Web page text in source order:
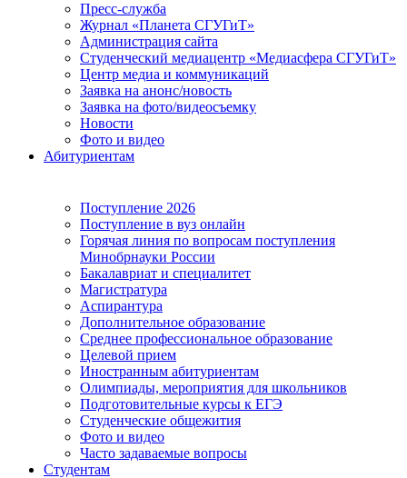
Пресс-служба
Журнал «Планета СГУГиТ»
Администрация сайта
Студенческий медиацентр «Медиасфера СГУГиТ»
Центр медиа и коммуникаций
Заявка на анонс/новость
Заявка на фото/видеосъемку
Новости
Фото и видео
Абитуриентам
Поступление 2026
Поступление в вуз онлайн
Горячая линия по вопросам поступления
Минобрнауки России
Бакалавриат и специалитет
Магистратура
Аспирантура
Дополнительное образование
Среднее профессиональное образование
Целевой прием
Иностранным абитуриентам
Олимпиады, мероприятия для школьников
Подготовительные курсы к ЕГЭ
Студенческие общежития
Фото и видео
Часто задаваемые вопросы
Студентам